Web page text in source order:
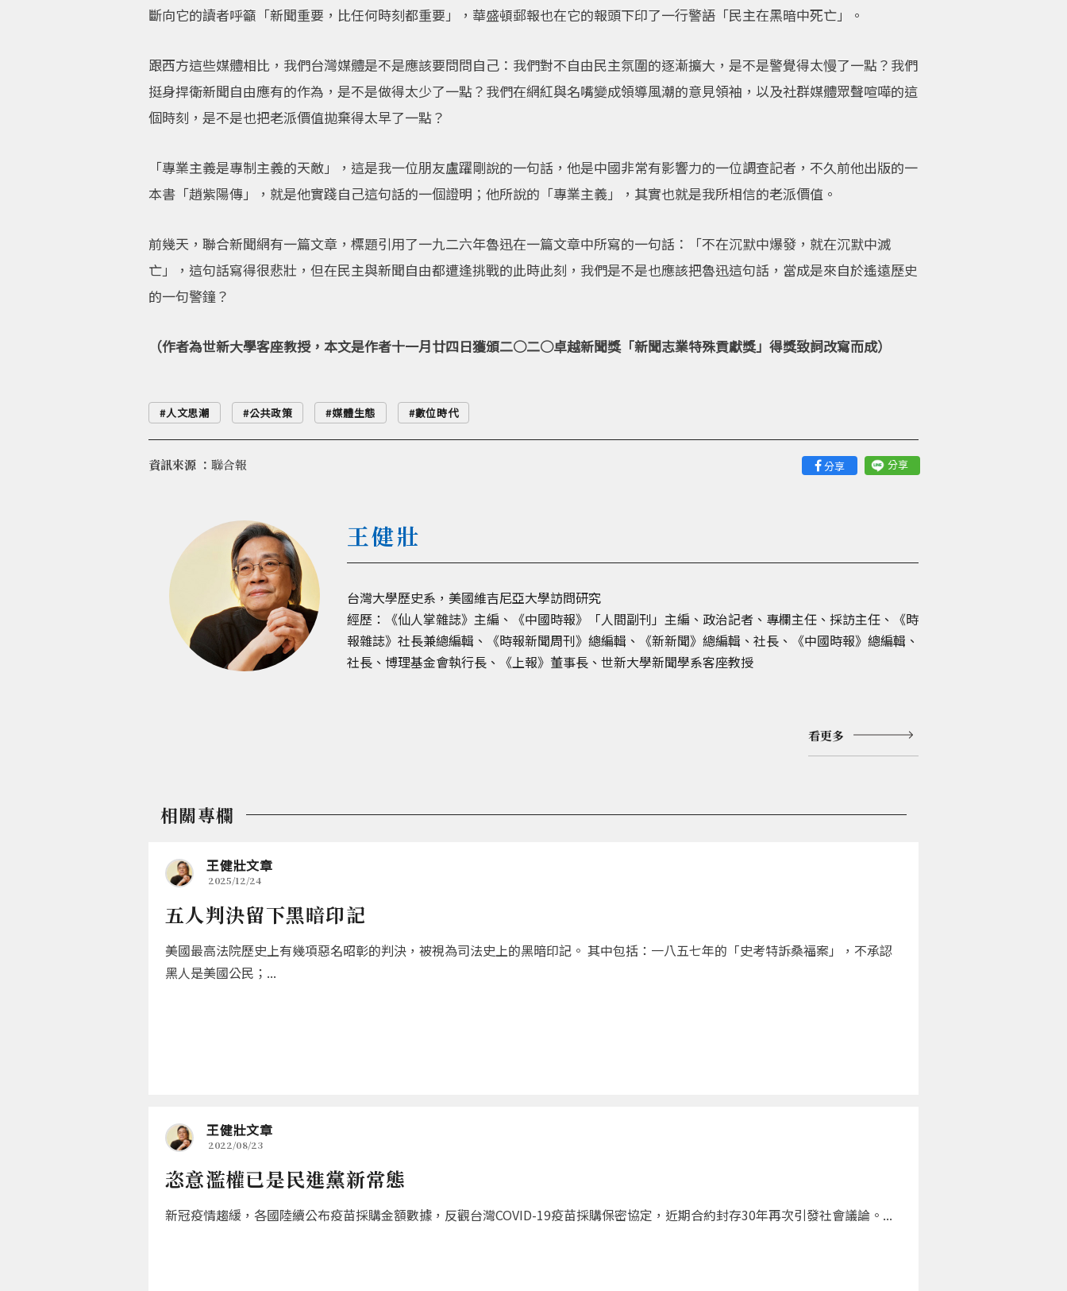
斷向它的讀者呼籲「新聞重要，比任何時刻都重要」，華盛頓郵報也在它的報頭下印了一行警語「民主在黑暗中死亡」。
跟西方這些媒體相比，我們台灣媒體是不是應該要問問自己：我們對不自由民主氛圍的逐漸擴大，是不是警覺得太慢了一點？我們
挺身捍衛新聞自由應有的作為，是不是做得太少了一點？我們在網紅與名嘴變成領導風潮的意見領袖，以及社群媒體眾聲喧嘩的這
個時刻，是不是也把老派價值拋棄得太早了一點？
「專業主義是專制主義的天敵」，這是我一位朋友盧躍剛說的一句話，他是中國非常有影響力的一位調查記者，不久前他出版的一
本書「趙紫陽傳」，就是他實踐自己這句話的一個證明；他所說的「專業主義」，其實也就是我所相信的老派價值。
前幾天，聯合新聞網有一篇文章，標題引用了一九二六年魯迅在一篇文章中所寫的一句話：「不在沉默中爆發，就在沉默中滅
亡」，這句話寫得很悲壯，但在民主與新聞自由都遭逢挑戰的此時此刻，我們是不是也應該把魯迅這句話，當成是來自於遙遠歷史
的一句警鐘？
（作者為世新大學客座教授，本文是作者十一月廿四日獲頒二○二○卓越新聞獎「新聞志業特殊貢獻獎」得獎致詞改寫而成）
人文思潮 公共政策 媒體生態 數位時代
分享 分享
資訊來源 ： 聯合報
王健壯
台灣大學歷史系，美國維吉尼亞大學訪問研究
經歷：《仙人掌雜誌》主編、《中國時報》「人間副刊」主編、政治記者、專欄主任、採訪主任、《時
報雜誌》社長兼總編輯、《時報新聞周刊》總編輯、《新新聞》總編輯、社長、《中國時報》總編輯、
社長、博理基金會執行長、《上報》董事長、世新大學新聞學系客座教授
看更多
相關專欄
王健壯文章
2025/12/24
五人判決留下黑暗印記
美國最高法院歷史上有幾項惡名昭彰的判決，被視為司法史上的黑暗印記。 其中包括：一八五七年的「史考特訴桑福案」，不承認
黑人是美國公民；...
王健壯文章
2022/08/23
恣意濫權已是民進黨新常態
新冠疫情趨緩，各國陸續公布疫苗採購金額數據，反觀台灣COVID-19疫苗採購保密協定，近期合約封存30年再次引發社會議論。...